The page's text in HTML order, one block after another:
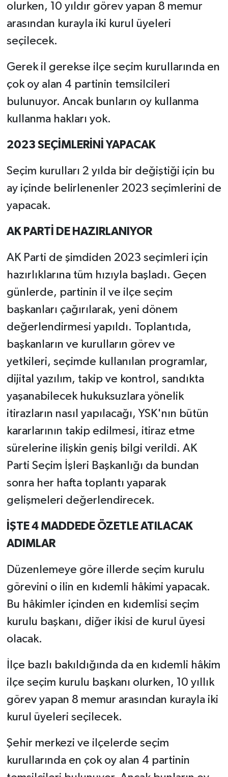
olurken, 10 yıldır görev yapan 8 memur
arasından kurayla iki kurul üyeleri
seçilecek.
Gerek il gerekse ilçe seçim kurullarında en
çok oy alan 4 partinin temsilcileri
bulunuyor. Ancak bunların oy kullanma
kullanma hakları yok.
2023 SEÇİMLERİNİ YAPACAK
Seçim kurulları 2 yılda bir değiştiği için bu
ay içinde belirlenenler 2023 seçimlerini de
yapacak.
AK PARTİ DE HAZIRLANIYOR
AK Parti de şimdiden 2023 seçimleri için
hazırlıklarına tüm hızıyla başladı. Geçen
günlerde, partinin il ve ilçe seçim
başkanları çağırılarak, yeni dönem
değerlendirmesi yapıldı. Toplantıda,
başkanların ve kurulların görev ve
yetkileri, seçimde kullanılan programlar,
dijital yazılım, takip ve kontrol, sandıkta
yaşanabilecek hukuksuzlara yönelik
itirazların nasıl yapılacağı, YSK'nın bütün
kararlarının takip edilmesi, itiraz etme
sürelerine ilişkin geniş bilgi verildi. AK
Parti Seçim İşleri Başkanlığı da bundan
sonra her hafta toplantı yaparak
gelişmeleri değerlendirecek.
İŞTE 4 MADDEDE ÖZETLE ATILACAK
ADIMLAR
Düzenlemeye göre illerde seçim kurulu
görevini o ilin en kıdemli hâkimi yapacak.
Bu hâkimler içinden en kıdemlisi seçim
kurulu başkanı, diğer ikisi de kurul üyesi
olacak.
İlçe bazlı bakıldığında da en kıdemli hâkim
ilçe seçim kurulu başkanı olurken, 10 yıllık
görev yapan 8 memur arasından kurayla iki
kurul üyeleri seçilecek.
Şehir merkezi ve ilçelerde seçim
kurullarında en çok oy alan 4 partinin